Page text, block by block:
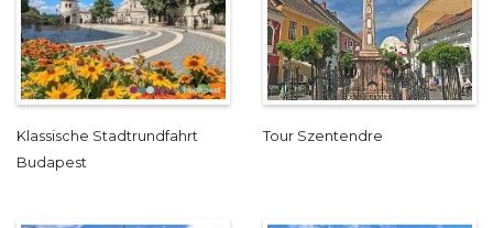
Klassische Stadtrundfahrt
Budapest
Tour Szentendre